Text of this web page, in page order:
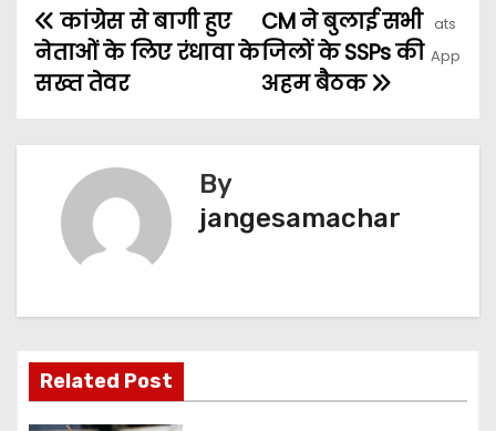
CM ने बुलाई सभी
जिलों के SSPs की
अहम बैठक
कांग्रेस से बागी हुए
नेताओं के लिए रंधावा के
सख्त तेवर
By
jangesamachar
Related Post